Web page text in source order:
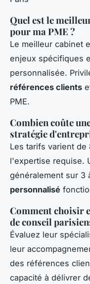
Quel est le
pour ma PME ?
Le meilleur cabinet
enjeux spécifiques
personnalisée.
références clients
PME.
Combien coûte
stratégie
Les tarifs varient
l'expertise requise.
généralement sur 3
personnalisé
Comment choisir
de conseil
Évaluez leur
leur
des références
capacité à délivrer